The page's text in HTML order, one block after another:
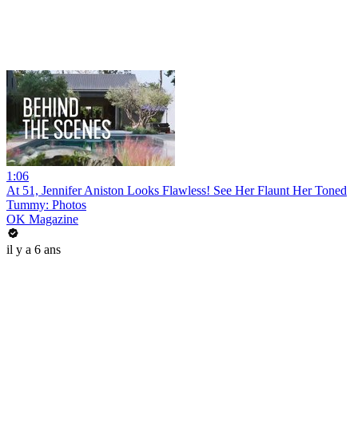
1:06
At 51, Jennifer Aniston Looks Flawless! See Her Flaunt Her Toned
Tummy: Photos
OK Magazine
il y a 6 ans